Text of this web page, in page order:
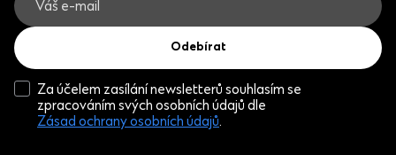
Odebírat
Za účelem zasílání newsletterů souhlasím se
zpracováním svých osobních údajů dle
Zásad ochrany osobních údajů.